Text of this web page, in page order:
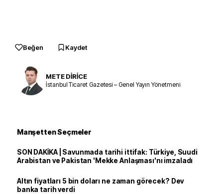
Beğen Kaydet
METE DİRİCE
İstanbul Ticaret Gazetesi – Genel Yayın Yönetmeni
Manşetten Seçmeler
SON DAKİKA | Savunmada tarihi ittifak: Türkiye, Suudi
Arabistan ve Pakistan 'Mekke Anlaşması'nı imzaladı
Altın fiyatları 5 bin doları ne zaman görecek? Dev
banka tarih verdi